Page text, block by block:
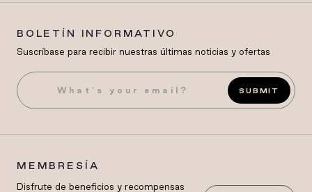
BOLETÍN INFORMATIVO
Suscríbase para recibir nuestras últimas noticias y ofertas
SUBMIT
MEMBRESÍA
Disfrute de beneficios y recompensas